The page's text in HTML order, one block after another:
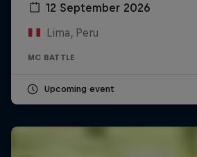
12 September 2026
Lima, Peru
MC BATTLE
Upcoming event